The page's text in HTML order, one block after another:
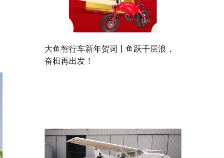
大鱼智行车新年贺词丨鱼跃千层浪，
奋楫再出发！